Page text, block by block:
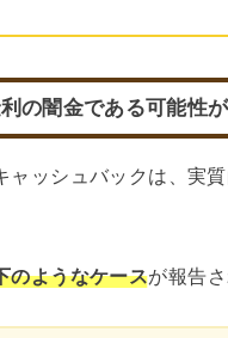
の闇金である可能性
ャッシュバックは、実
のようなケースが報告さ